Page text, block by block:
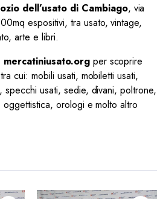
dell’usato di Cambiago, via
espositivi, tra usato, vintage,
arte e libri.
mercatiniusato.orgper scoprire
cui: mobili usati, mobiletti usati,
specchi usati, sedie, divani, poltrone,
orologi e molto altro